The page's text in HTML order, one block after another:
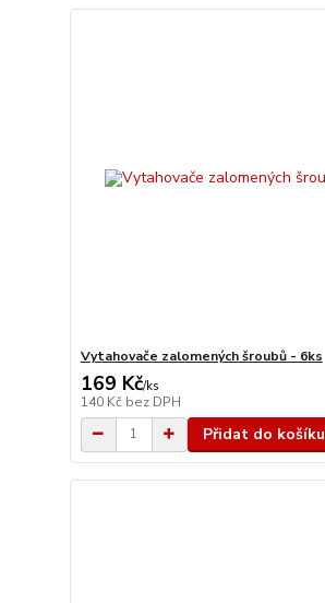
Vytahovače zalomených šroubů - 6ks
169 Kč/ks
140 Kč bez DPH
Přidat do košíku